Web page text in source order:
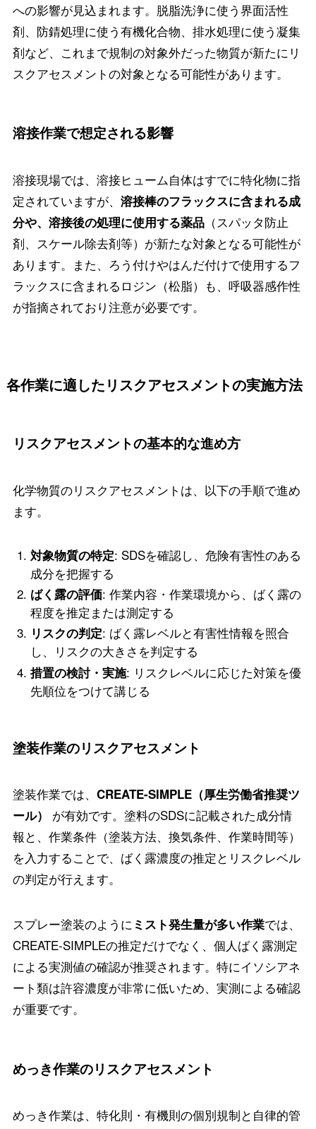
への影響が見込まれます。脱脂洗浄に使う界面活性
剤、防錆処理に使う有機化合物、排水処理に使う凝集
剤など、これまで規制の対象外だった物質が新たにリ
スクアセスメントの対象となる可能性があります。
溶接作業で想定される影響
溶接現場では、溶接ヒューム自体はすでに特化物に指
定されていますが、 溶接棒のフラックスに含まれる成
分や、溶接後の処理に使用する薬品（スパッタ防止
剤、スケール除去剤等）が新たな対象となる可能性が
あります。また、ろう付けやはんだ付けで使用するフ
ラックスに含まれるロジン（松脂）も、呼吸器感作性
が指摘されており注意が必要です。
各作業に適したリスクアセスメントの実施方法
リスクアセスメントの基本的な進め方
化学物質のリスクアセスメントは、以下の手順で進め
ます。
対象物質の特定: SDSを確認し、危険有害性のある
成分を把握する
ばく露の評価: 作業内容・作業環境から、ばく露の
程度を推定または測定する
リスクの判定: ばく露レベルと有害性情報を照合
し、リスクの大きさを判定する
措置の検討・実施: リスクレベルに応じた対策を優
先順位をつけて講じる
塗装作業のリスクアセスメント
塗装作業では、 CREATE-SIMPLE（厚生労働省推奨ツ
ール）
が有効です。塗料のSDSに記載された成分情
報と、作業条件（塗装方法、換気条件、作業時間等）
を入力することで、ばく露濃度の推定とリスクレベル
の判定が行えます。
スプレー塗装のように ミスト発生量が多い作業では、
CREATE-SIMPLEの推定だけでなく、個人ばく露測定
による実測値の確認が推奨されます。特にイソシアネ
ート類は許容濃度が非常に低いため、実測による確認
が重要です。
めっき作業のリスクアセスメント
めっき作業は、特化則・有機則の個別規制と自律的管